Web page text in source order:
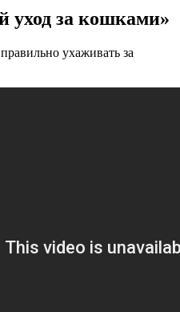
уход за кошками»
ухаживать за